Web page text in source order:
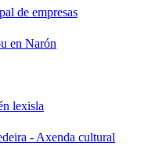
de empresas
en Narón
lexisla
- Axenda cultural